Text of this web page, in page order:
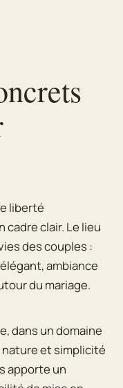
liberté
cadre clair. Le lieu
des couples :
ambiance
du mariage.
dans un domaine
nature et simplicité
apporte un